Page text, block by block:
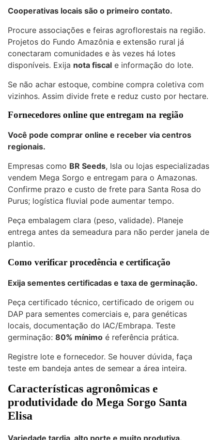
Cooperativas locais são o primeiro contato.
Procure associações e feiras agroflorestais na região.
Projetos do Fundo Amazônia e extensão rural já
conectaram comunidades e às vezes há lotes
disponíveis. Exija nota fiscal e informação do lote.
Se não achar estoque, combine compra coletiva com
vizinhos. Assim divide frete e reduz custo por hectare.
Fornecedores online que entregam na região
Você pode comprar online e receber via centros
regionais.
Empresas como BR Seeds, Isla ou lojas especializadas
vendem Mega Sorgo e entregam para o Amazonas.
Confirme prazo e custo de frete para Santa Rosa do
Purus; logística fluvial pode aumentar tempo.
Peça embalagem clara (peso, validade). Planeje
entrega antes da semeadura para não perder janela de
plantio.
Como verificar procedência e certificação
Exija sementes certificadas e taxa de germinação.
Peça certificado técnico, certificado de origem ou
DAP para sementes comerciais e, para genéticas
locais, documentação do IAC/Embrapa. Teste
germinação: 80% mínimo é referência prática.
Registre lote e fornecedor. Se houver dúvida, faça
teste em bandeja antes de semear a área inteira.
Características agronômicas e
produtividade do Mega Sorgo Santa
Elisa
Variedade tardia, alto porte e muito produtiva.